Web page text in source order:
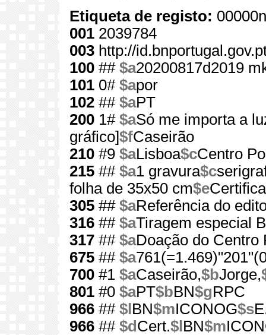
Etiqueta de registo:
001 2039784
003 http://
100 ## $a20200817d2019
101 0# $apor
102 ## $aPT
200 1# $aSó me importa a
gráfico]$fCaseirão
210 #9 $aLisboa$cCentro
215 ## $a1 gravura$c
folha de 35x50 cm$e
305 ## $aReferência do
316 ## $aTiragem especial
317 ## $aDoação do Centro
675 ## $a
700 #1 $aCaseirão,$bJorge,
801 #0 $aPT$bBN$gRPC
966 ## $l BN$mICONOG$s
966 ## $d Cert.$l BN$m